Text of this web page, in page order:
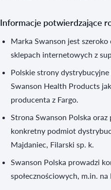
Informacje potwierdzające
Marka Swanson jest
sklepach internetowych z
Polskie strony
Swanson Health Products
producenta z Fargo.
Strona Swanson Polska
konkretny podmiot
Majdaniec, Filarski sp. k.
Swanson Polska prowadzi
społecznościowych, m.in.